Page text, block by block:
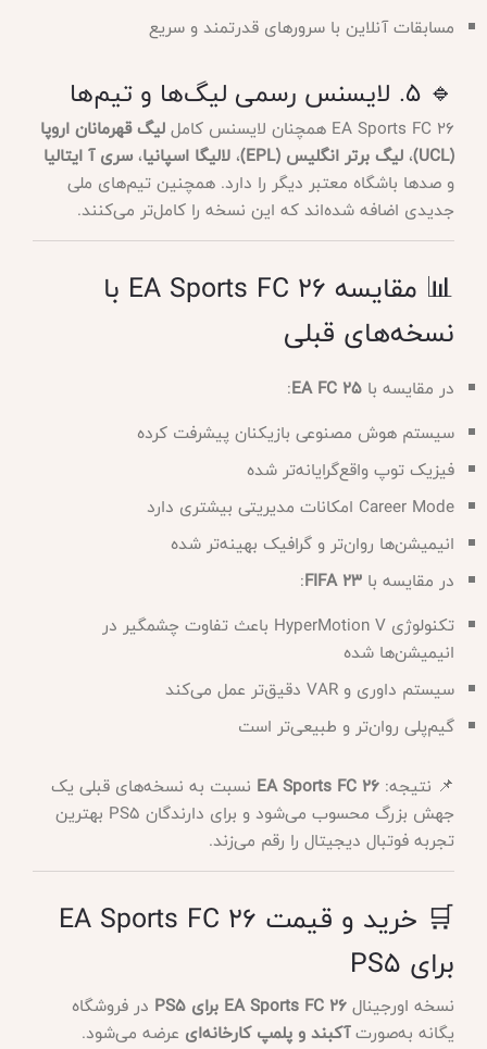
مسابقات آنلاین با سرورهای قدرتمند و سریع
🔹 ۵. لایسنس رسمی لیگ‌ها و تیم‌ها
EA Sports FC 26 همچنان لایسنس کامل
لیگ قهرمانان اروپا
(UCL)
، لیگ برتر انگلیس (EPL) ، لالیگا اسپانیا، سری آ ایتالیا
و صدها باشگاه معتبر دیگر را دارد. همچنین تیم‌های ملی
جدیدی اضافه شده‌اند که این نسخه را کامل‌تر می‌کنند.
📊 مقایسه EA Sports FC 26 با
نسخه‌های قبلی
در مقایسه با EA FC 25
:
سیستم هوش مصنوعی بازیکنان پیشرفت کرده
فیزیک توپ واقع‌گرایانه‌تر شده
Career Mode امکانات مدیریتی بیشتری دارد
انیمیشن‌ها روان‌تر و گرافیک بهینه‌تر شده
در مقایسه با FIFA 23
:
تکنولوژی HyperMotion V باعث تفاوت چشمگیر در
انیمیشن‌ها شده
سیستم داوری و VAR دقیق‌تر عمل می‌کند
گیم‌پلی روان‌تر و طبیعی‌تر است
📌 نتیجه: EA Sports FC 26 نسبت به نسخه‌های قبلی یک
جهش بزرگ محسوب می‌شود و برای دارندگان PS5 بهترین
تجربه فوتبال دیجیتال را رقم می‌زند.
🛒 خرید و قیمت EA Sports FC 26
برای PS5
نسخه اورجینالEA Sports FC 26 برای PS5
در فروشگاه
یگانه به‌صورتآکبند و پلمپ کارخانه‌ای عرضه می‌شود.